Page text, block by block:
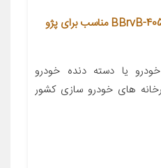
سر دنده خودرو بیلگین مدل 405-BBrvB مناسب برای پژو
یا دسته دنده خودرو
های خودرو سازی کشور